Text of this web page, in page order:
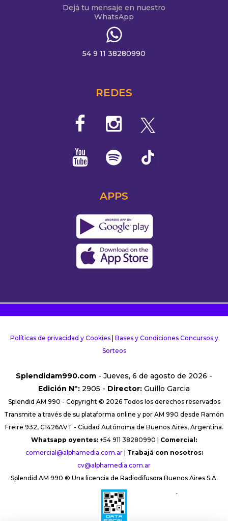
Dejá tu mensaje en nuestro
WhatsApp
54 9 11 38280990
REDES
APPS
Políticas de privacidad y Cookies| Bases y Condiciones Concursos y
Sorteos
Splendidam990.com - Jueves, 6 de agosto de 2026 -
Edición Nº: 2905 - Director: Guillo Garcia
Splendid AM 990 - Copyright © 2026 Todos los derechos reservados
Transmite a través de su plataforma online y por AM 990 desde Ramón
Freire 932, C1426AVT - Ciudad Autónoma de Buenos Aires, Argentina.
Whatsapp oyentes: +54 911 38280990 | Comercial:
comercial@alphamedia.com.ar| Trabajá con nosotros:
cv@alphamedia.com.ar
Splendid AM 990 ® Una licencia de Radiodifusora Buenos Aires S.A.
´